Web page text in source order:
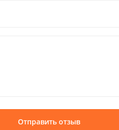
Отправить отзыв